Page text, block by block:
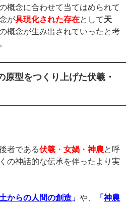
概念に合わせて当てはめられて
が具現化された存在として天
概念が生み出されていったと考
原型をつくり上げた伏羲・
者である伏羲 ・女媧 ・神農と呼
の神話的な伝承を伴ったより実
からの人間の創造 」や、 「神農